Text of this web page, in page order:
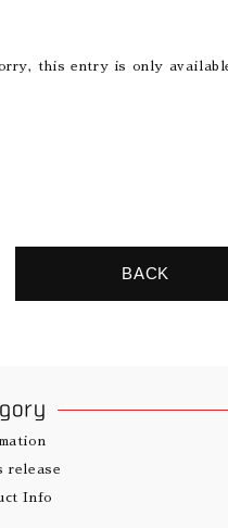
this entry is only
BACK
release
Info